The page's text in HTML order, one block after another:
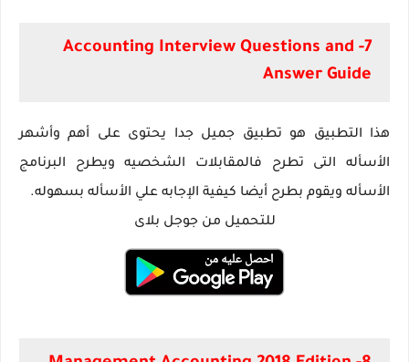
7- Accounting Interview Questions and
Answer Guide‏
هذا التطبيق هو تطبيق جميل جدا يحتوى على أهم وأشهر
الأسأله التى تطرح فالمقابلات الشخصيه ويطرح البرنامج
الأسأله ويقوم بطرح أيضا كيفية الإجابه علي الأسأله بسهوله.
للتحميل من جوجل بلاى